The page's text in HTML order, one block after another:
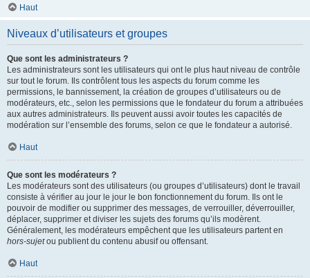
Haut
Niveaux d’utilisateurs et groupes
Que sont les administrateurs ?
Les administrateurs sont les utilisateurs qui ont le plus haut niveau de contrôle
sur tout le forum. Ils contrôlent tous les aspects du forum comme les
permissions, le bannissement, la création de groupes d’utilisateurs ou de
modérateurs, etc., selon les permissions que le fondateur du forum a attribuées
aux autres administrateurs. Ils peuvent aussi avoir toutes les capacités de
modération sur l’ensemble des forums, selon ce que le fondateur a autorisé.
Haut
Que sont les modérateurs ?
Les modérateurs sont des utilisateurs (ou groupes d’utilisateurs) dont le travail
consiste à vérifier au jour le jour le bon fonctionnement du forum. Ils ont le
pouvoir de modifier ou supprimer des messages, de verrouiller, déverrouiller,
déplacer, supprimer et diviser les sujets des forums qu’ils modèrent.
Généralement, les modérateurs empêchent que les utilisateurs partent en
hors-sujetou publient du contenu abusif ou offensant.
Haut